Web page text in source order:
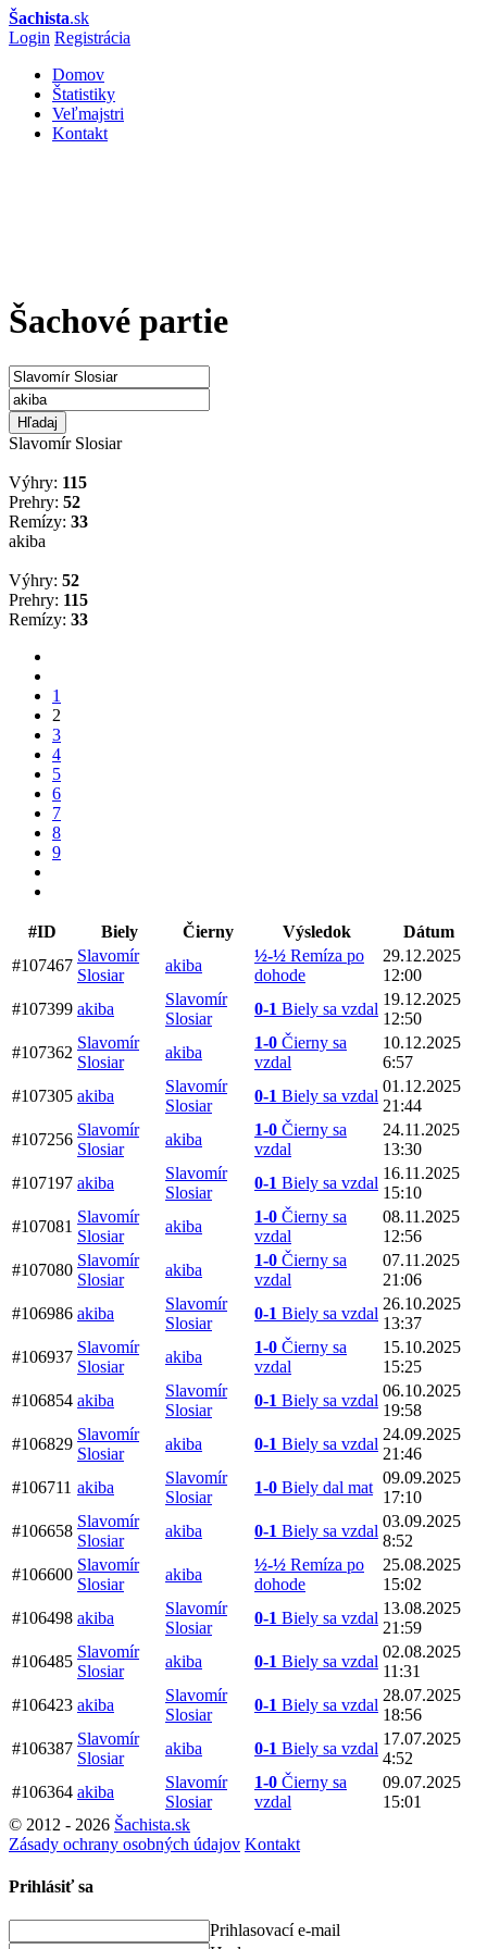
Šachista.sk
Login Registrácia
Domov
Štatistiky
Veľmajstri
Kontakt
Šachové partie
Hľadaj
Slavomír Slosiar
Výhry: 115
Prehry: 52
Remízy: 33
akiba
Výhry: 52
Prehry: 115
Remízy: 33
1
2
3
4
5
6
7
8
9
#ID Biely Čierny Výsledok
Dátum
#107467
Slavomír
Slosiar
akiba
½-½ Remíza po
dohode
29.12.2025
12:00
#107399 akiba
Slavomír
Slosiar
0-1 Biely sa vzdal
19.12.2025
12:50
#107362
Slavomír
Slosiar
akiba
1-0 Čierny sa
vzdal
10.12.2025
6:57
#107305 akiba
Slavomír
Slosiar
0-1 Biely sa vzdal
01.12.2025
21:44
#107256
Slavomír
Slosiar
akiba
1-0 Čierny sa
vzdal
24.11.2025
13:30
#107197 akiba
Slavomír
Slosiar
0-1 Biely sa vzdal
16.11.2025
15:10
#107081
Slavomír
Slosiar
akiba
1-0 Čierny sa
vzdal
08.11.2025
12:56
#107080
Slavomír
Slosiar
akiba
1-0 Čierny sa
vzdal
07.11.2025
21:06
#106986 akiba
Slavomír
Slosiar
0-1 Biely sa vzdal
26.10.2025
13:37
#106937
Slavomír
Slosiar
akiba
1-0 Čierny sa
vzdal
15.10.2025
15:25
#106854 akiba
Slavomír
Slosiar
0-1 Biely sa vzdal
06.10.2025
19:58
#106829
Slavomír
Slosiar
akiba 0-1 Biely sa vzdal
24.09.2025
21:46
#106711 akiba
Slavomír
Slosiar
1-0 Biely dal mat
09.09.2025
17:10
#106658
Slavomír
Slosiar
akiba 0-1 Biely sa vzdal
03.09.2025
8:52
#106600
Slavomír
Slosiar
akiba
½-½ Remíza po
dohode
25.08.2025
15:02
#106498 akiba
Slavomír
Slosiar
0-1 Biely sa vzdal
13.08.2025
21:59
#106485
Slavomír
Slosiar
akiba 0-1 Biely sa vzdal
02.08.2025
11:31
#106423 akiba
Slavomír
Slosiar
0-1 Biely sa vzdal
28.07.2025
18:56
#106387
Slavomír
Slosiar
akiba 0-1 Biely sa vzdal
17.07.2025
4:52
#106364 akiba
Slavomír
Slosiar
1-0 Čierny sa
vzdal
09.07.2025
15:01
© 2012 - 2026 Šachista.sk
Zásady ochrany osobných údajov Kontakt
Prihlásiť sa
Prihlasovací e-mail